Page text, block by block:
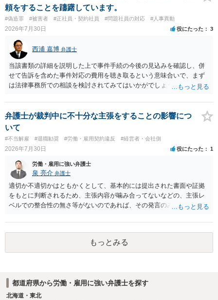
頼をすることを躊躇しています。
#偽造罪 #被害者 #正社員・契約社員 #問題社員の対応 #人事異動
2026年7月30日 役にたった 3
西浦 嘉博 弁護士
当該書類の詳細を説明した上で事件手続の今後の見込みを確認し、併
せて告訴を含めた事件対応の費用を聴き取るという意味合いで、まず
は法律事務所での相談を検討されてみてはいかがでしょうか。 上記、
弁護士が裁判中に不十分な主張をすることの影響につ
いて
#不当解雇 #退職勧奨 #労働・雇用契約違反 #経営者・会社側
2026年7月30日 役にたった 1
労働・雇用に強い弁護士
泉 亮介 弁護士
適切か不適切かはともかくとして、基本的には提出された書面や証拠
をもとに判断されるため、主張内容が噛み合ってないなどの、主張レ
ベルでの整合性の無さ等がないのであれば、その発言のみで大きく不
もっとみる
都道府県から労働・雇用に強い弁護士を探す
北海道・東北